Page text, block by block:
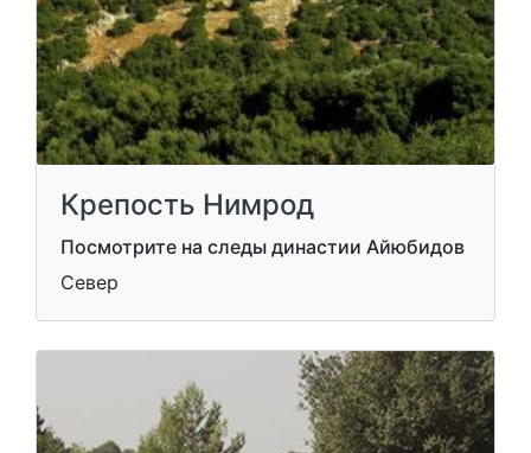
Крепость Нимрод
Посмотрите на следы династии Айюбидов
Север